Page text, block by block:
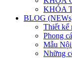
KHÓA
BLOG
Thiết kế
Phong
Mẫu
Những